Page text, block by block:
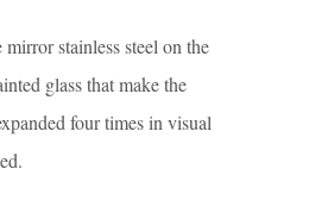
stainless steel on the
glass that make the
four times in visual